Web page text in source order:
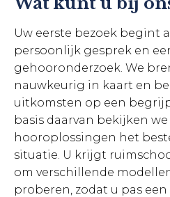
Uw eerste bezoek begint
persoonlijk gesprek en
gehooronderzoek. We
nauwkeurig in kaart en
uitkomsten op een
basis daarvan bekijken
hooroplossingen het
situatie. U krijgt
om verschillende
proberen, zodat u pas